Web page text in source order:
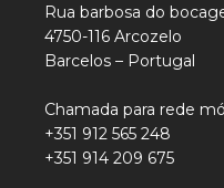
Rua barbosa do
4750-116 Arcozelo
Barcelos – Portugal
Chamada para rede
+351 912 565 248
+351 914 209 675